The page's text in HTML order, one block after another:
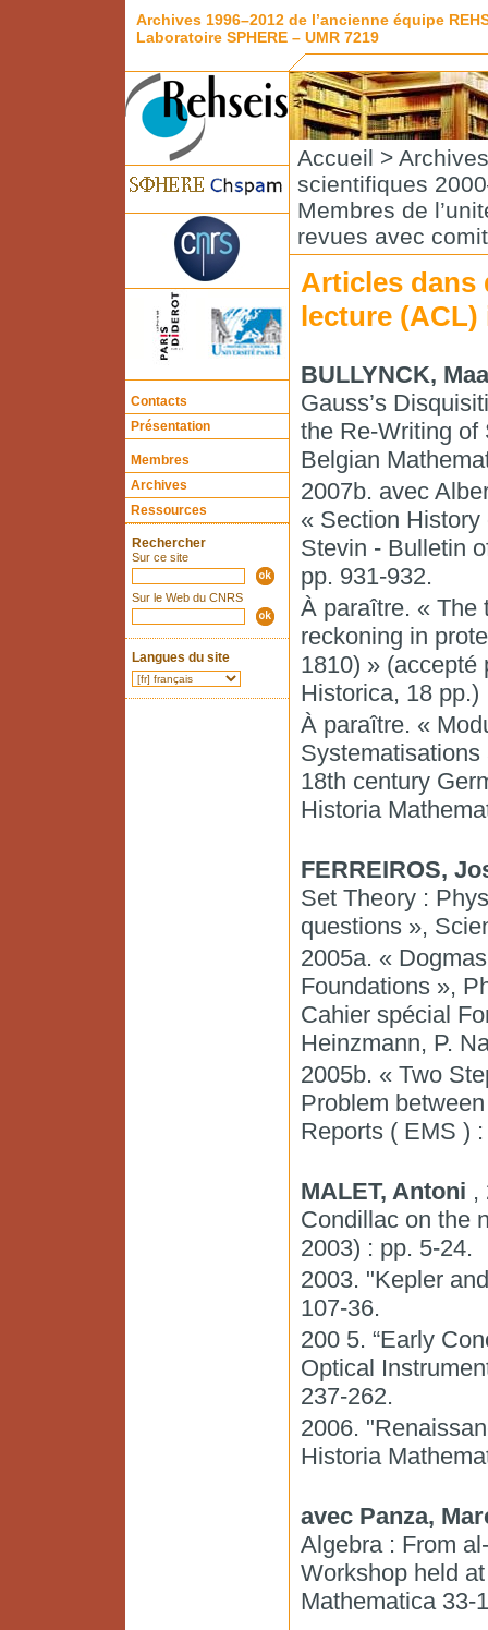
Archives 1996–2012 de l’ancienne équipe
Laboratoire SPHERE – UMR 7219
Contacts
Présentation
Membres
Archives
Ressources
Rechercher
Sur ce site
Sur le Web du CNRS
Langues du site
Accueil > Archives
scientifiques
Membres de
revues avec
Articles dans
lecture
BULLYNCK,
Gauss’s
the Re-Writing of
Belgian
2007b. avec
« Section
Stevin - Bulletin
pp. 931-932.
À paraître. « The
reckoning in
1810) » (accepté
Historica, 18 pp.)
À paraître. «
18th century
Historia
FERREIROS,
Set Theory :
questions »,
2005a. «
Foundations »,
Cahier spécial
Heinzmann, P.
2005b. « Two
Problem
Reports ( EMS )
MALET, Antoni ,
Condillac on the
2003) : pp. 5-24.
2003. "Kepler
107-36.
200 5. “Early
Optical
237-262.
2006.
Historia
avec Panza,
Algebra : From
Workshop held
Mathematica 33-